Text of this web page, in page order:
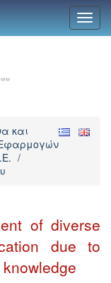
και
/
of diverse
due to